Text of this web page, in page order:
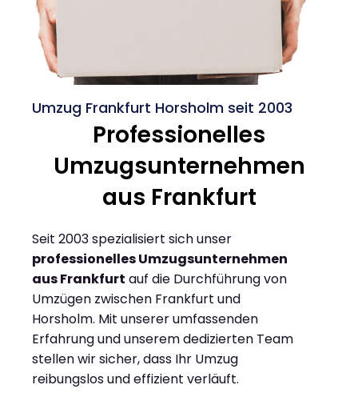
Umzug Frankfurt Horsholm seit 2003
Professionelles
Umzugsunternehmen
aus Frankfurt
Seit 2003 spezialisiert sich unser
professionelles Umzugsunternehmen
aus Frankfurt auf die Durchführung von
Umzügen zwischen Frankfurt und
Horsholm. Mit unserer umfassenden
Erfahrung und unserem dedizierten Team
stellen wir sicher, dass Ihr Umzug
reibungslos und effizient verläuft.